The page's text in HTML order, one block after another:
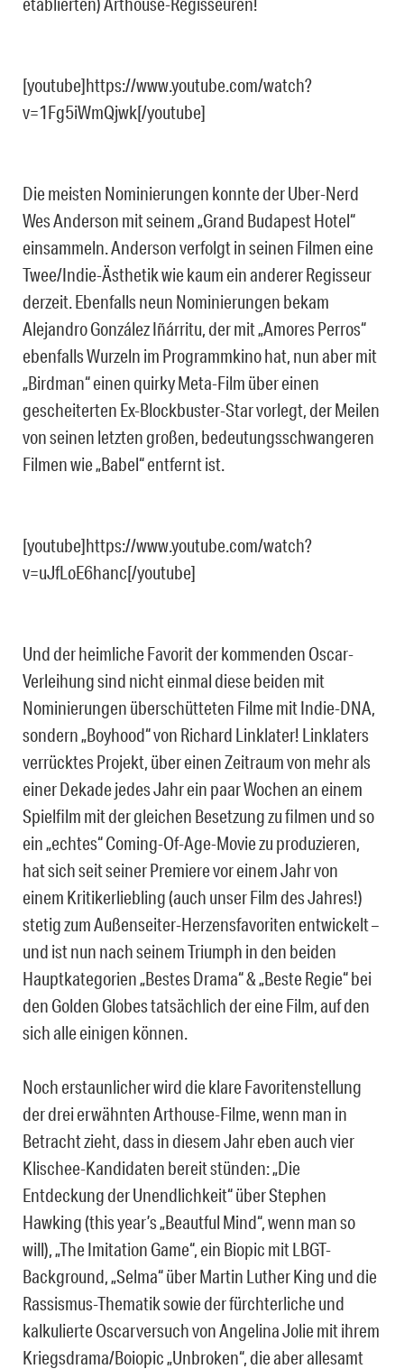
[youtube]https://www.youtube.com/watch?
v=1Fg5iWmQjwk[/youtube]
Die meisten Nominierungen konnte der Uber-Nerd
Wes Anderson mit seinem „Grand Budapest Hotel“
einsammeln. Anderson verfolgt in seinen Filmen eine
Twee/Indie-Ästhetik wie kaum ein anderer Regisseur
derzeit. Ebenfalls neun Nominierungen bekam
Alejandro González Iñárritu, der mit „Amores Perros“
ebenfalls Wurzeln im Programmkino hat, nun aber mit
„Birdman“ einen quirky Meta-Film über einen
gescheiterten Ex-Blockbuster-Star vorlegt, der Meilen
von seinen letzten großen, bedeutungsschwangeren
Filmen wie „Babel“ entfernt ist.
[youtube]https://www.youtube.com/watch?
v=uJfLoE6hanc[/youtube]
Und der heimliche Favorit der kommenden Oscar-
Verleihung sind nicht einmal diese beiden mit
Nominierungen überschütteten Filme mit Indie-DNA,
sondern „Boyhood“ von Richard Linklater! Linklaters
verrücktes Projekt, über einen Zeitraum von mehr als
einer Dekade jedes Jahr ein paar Wochen an einem
Spielfilm mit der gleichen Besetzung zu filmen und so
ein „echtes“ Coming-Of-Age-Movie zu produzieren,
hat sich seit seiner Premiere vor einem Jahr von
einem Kritikerliebling (auch unser Film des Jahres!)
stetig zum Außenseiter-Herzensfavoriten entwickelt –
und ist nun nach seinem Triumph in den beiden
Hauptkategorien „Bestes Drama“ & „Beste Regie“ bei
den Golden Globes tatsächlich der eine Film, auf den
sich alle einigen können.
Noch erstaunlicher wird die klare Favoritenstellung
der drei erwähnten Arthouse-Filme, wenn man in
Betracht zieht, dass in diesem Jahr eben auch vier
Klischee-Kandidaten bereit stünden: „Die
Entdeckung der Unendlichkeit“ über Stephen
Hawking (this year’s „Beautful Mind“, wenn man so
will), „The Imitation Game“, ein Biopic mit LBGT-
Background, „Selma“ über Martin Luther King und die
Rassismus-Thematik sowie der fürchterliche und
kalkulierte Oscarversuch von Angelina Jolie mit ihrem
Kriegsdrama/Boiopic „Unbroken“, die aber allesamt